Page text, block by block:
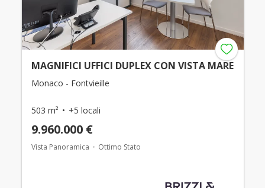
MAGNIFICI UFFICI DUPLEX CON VISTA MARE
Monaco - Fontvieille
503 m² +5 locali
9.960.000 €
Vista Panoramica Ottimo Stato